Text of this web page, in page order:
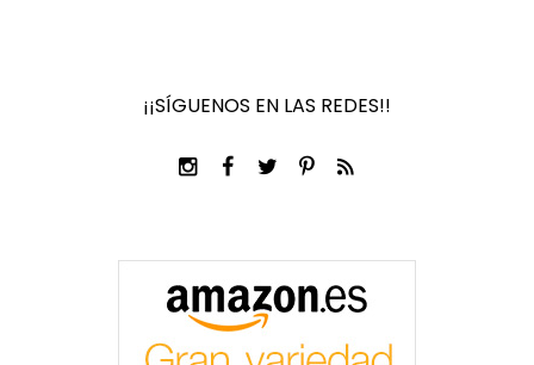
¡¡SÍGUENOS EN LAS REDES!!